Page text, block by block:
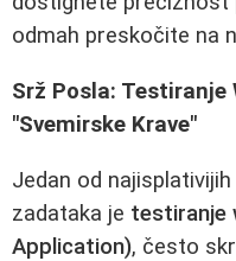
odmah preskočite na
Srž Posla: Testiranje
"Svemirske Krave"
Jedan od
zadataka je testiranje
Application), često